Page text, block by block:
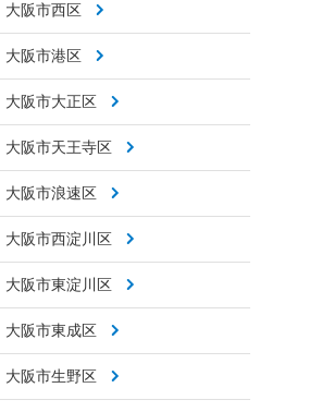
大阪市西区
大阪市港区
大阪市大正区
大阪市天王寺区
大阪市浪速区
大阪市西淀川区
大阪市東淀川区
大阪市東成区
大阪市生野区